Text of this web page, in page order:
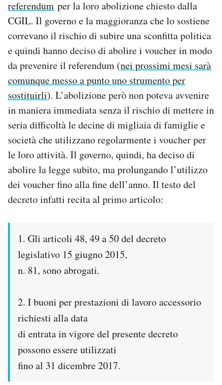
referendum per la loro abolizione chiesto dalla
CGIL. Il governo e la maggioranza che lo sostiene
correvano il rischio di subire una sconfitta politica
e quindi hanno deciso di abolire i voucher in modo
da prevenire il referendum (nei prossimi mesi sarà
comunque messo a punto uno strumento per
sostituirli). L’abolizione però non poteva avvenire
in maniera immediata senza il rischio di mettere in
seria difficoltà le decine di migliaia di famiglie e
società che utilizzano regolarmente i voucher per
le loro attività. Il governo, quindi, ha deciso di
abolire la legge subito, ma prolungando l’utilizzo
dei voucher fino alla fine dell’anno. Il testo del
decreto infatti recita al primo articolo:
1. Gli articoli 48, 49 a 50 del decreto
legislativo 15 giugno 2015,
n. 81, sono abrogati.
2. I buoni per prestazioni di lavoro accessorio
richiesti alla data
di entrata in vigore del presente decreto
possono essere utilizzati
fino al 31 dicembre 2017.